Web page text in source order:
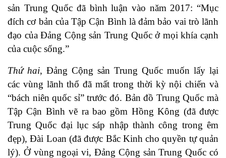
sản Trung Quốc đã bình luận vào năm 2017: “Mục
đích cơ bản của Tập Cận Bình là đảm bảo vai trò lãnh
đạo của Đảng Cộng sản Trung Quốc ở mọi khía cạnh
của cuộc sống.”
Thứ hai, Đảng Cộng sản Trung Quốc muốn lấy lại
các vùng lãnh thổ đã mất trong thời kỳ nội chiến và
“bách niên quốc sỉ” trước đó. Bản đồ Trung Quốc mà
Tập Cận Bình vẽ ra bao gồm Hồng Kông (đã được
Trung Quốc đại lục sáp nhập thành công trong êm
đẹp), Đài Loan (đã được Bắc Kinh cho quyền tự quản
lý). Ở vùng ngoại vi, Đảng Cộng sản Trung Quốc có